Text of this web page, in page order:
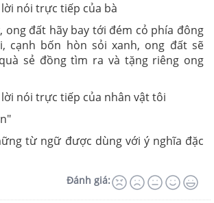
nói trực tiếp của bà
ong đất hãy bay tới đém cỏ phía đông
cạnh bốn hòn sỏi xanh, ong đất sẽ
sẻ đồng tìm ra và tặng riêng ong
lời nói trực tiếp của nhân vật tôi
từ ngữ được dùng với ý nghĩa đặc
Đánh giá: